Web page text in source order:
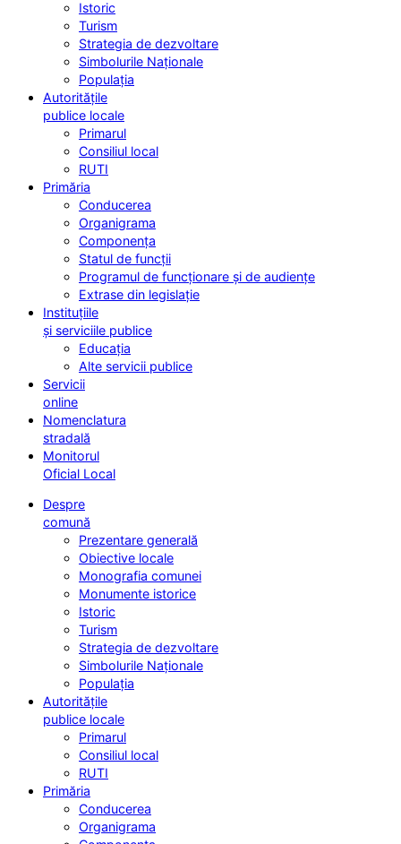
Istoric
Turism
Strategia de dezvoltare
Simbolurile Naționale
Populația
Autoritățile
publice locale
Primarul
Consiliul local
RUTI
Primăria
Conducerea
Organigrama
Componența
Statul de funcții
Programul de funcționare și de audiențe
Extrase din legislație
Instituțiile
și serviciile publice
Educația
Alte servicii publice
Servicii
online
Nomenclatura
stradală
Monitorul
Oficial Local
Despre
comună
Prezentare generală
Obiective locale
Monografia comunei
Monumente istorice
Istoric
Turism
Strategia de dezvoltare
Simbolurile Naționale
Populația
Autoritățile
publice locale
Primarul
Consiliul local
RUTI
Primăria
Conducerea
Organigrama